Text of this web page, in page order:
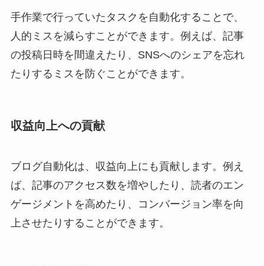
手作業で行っていたタスクを自動化することで、
人的ミスを減らすことができます。例えば、記事
の投稿日時を間違えたり、SNSへのシェアを忘れ
たりするミスを防ぐことができます。
収益向上への貢献
ブログ自動化は、収益向上にも貢献します。例え
ば、記事のアクセス数を増やしたり、読者のエン
ゲージメントを高めたり、コンバージョン率を向
上させたりすることができます。